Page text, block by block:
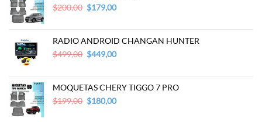
$200,00 Original
$200,00.
$179,00Current
$179,00.
RADIO ANDROID CHANGAN HUNTER
$499,00 Original
$499,00.
$449,00Current
$449,00.
MOQUETAS CHERY TIGGO 7 PRO
$199,00 Original
$180,00Current